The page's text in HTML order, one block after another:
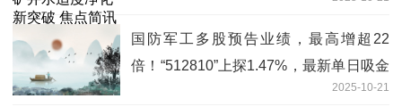
国防军工多股预告业绩，最高增超22
倍！“512810”上探1.47%，最新单日吸金
2025-10-21